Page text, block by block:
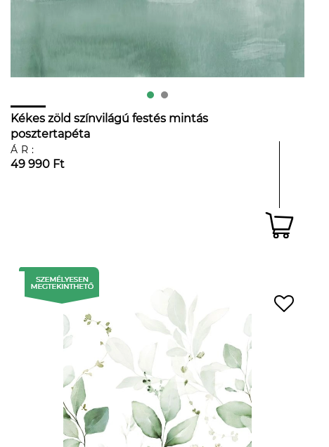
Kékes zöld színvilágú festés mintás
posztertapéta
ÁR:
49 990 Ft